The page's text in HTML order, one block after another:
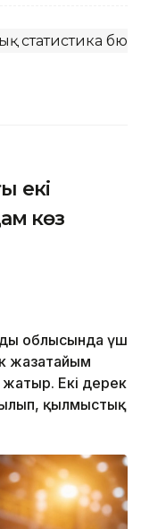
статистика
екі
көз
облысында үш
жазатайым
жатыр. Екі дерек
қылмыстық